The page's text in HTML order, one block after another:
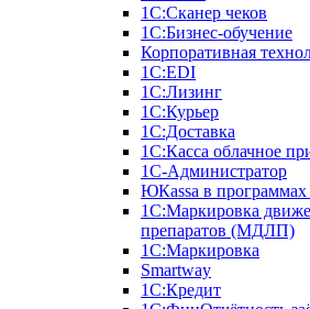
1С:Сканер чеков
1С:Бизнес-обучение
Корпоративная
1С:ЕDI
1С:Лизинг
1С:Курьер
1С:Доставка
1С:Касса облачное
1С-Администратор
ЮКаssа в
1С:Маркировка
препаратов (МДЛП)
1С:Маркировка
Smartway
1С:Кредит